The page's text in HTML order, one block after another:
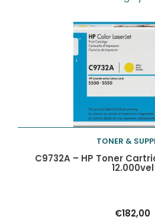
Toevoegen aan
TONER &
C9732A – HP Toner
12.000vel
€182,00